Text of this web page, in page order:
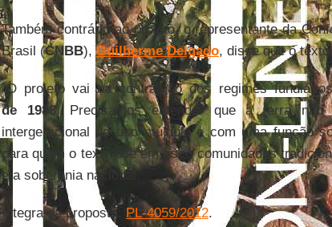
Também contrário ao projeto, o representante da
Brasil (CNBB),Guilherme Delgado, disse que o
“O projeto vai na contramão dos regimes
de 1988. Precisamos entender que a terra
intergeracional de uso múltiplo e com uma função
para quem o texto põe em risco comunidades
e a soberania nacional.
Íntegra da proposta: PL-4059/2012.